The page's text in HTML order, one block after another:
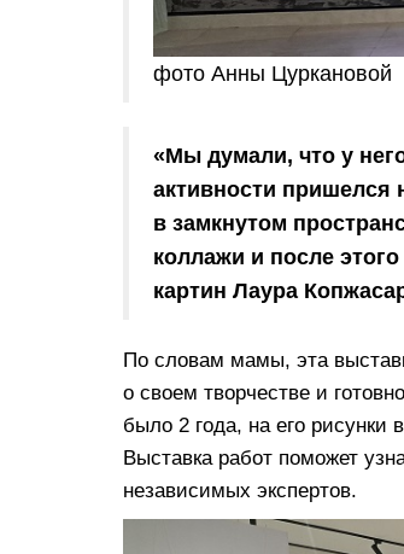
фото Анны Цуркановой
«Мы думали, что у
активности пришелся
в замкнутом
коллажи и после
картин Лаура
По словам мамы, эта
о своем творчестве и
было 2 года, на его
Выставка работ поможет
независимых экспертов.